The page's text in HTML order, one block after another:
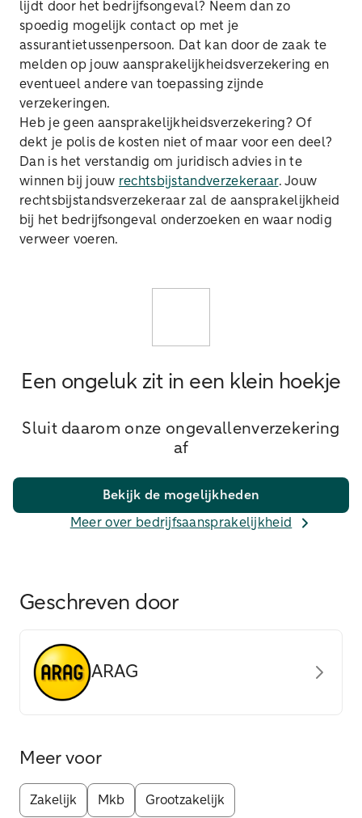
lijdt door het bedrijfsongeval? Neem dan zo
spoedig mogelijk contact op met je
assurantietussenpersoon. Dat kan door de zaak te
melden op jouw aansprakelijkheidsverzekering en
eventueel andere van toepassing zijnde
verzekeringen.
Heb je geen aansprakelijkheidsverzekering? Of
dekt je polis de kosten niet of maar voor een deel?
Dan is het verstandig om juridisch advies in te
winnen bij jouw rechtsbijstandverzekeraar. Jouw
rechtsbijstandsverzekeraar zal de aansprakelijkheid
bij het bedrijfsongeval onderzoeken en waar nodig
verweer voeren.
Een ongeluk zit in een klein hoekje
Sluit daarom onze ongevallenverzekering
af
Bekijk de mogelijkheden
Meer over bedrijfsaansprakelijkheid
Geschreven door
ARAG
Meer voor
Zakelijk Mkb Grootzakelijk